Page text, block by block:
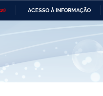
ACESSO À INFORMAÇÃO
Ministério das Relações
e